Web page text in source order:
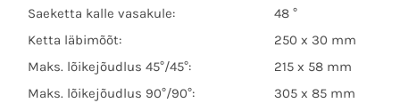
Saeketta kalle vasakule:
48 °
Ketta läbimõõt:
250 x 30 mm
Maks. lõikejõudlus 45°/45°:
215 x 58 mm
Maks. lõikejõudlus 90°/90°:
305 x 85 mm